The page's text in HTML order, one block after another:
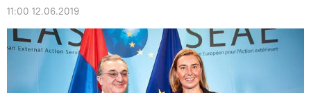
11:00 12.06.2019